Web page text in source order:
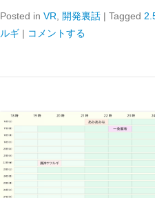
Posted in VR 開発裏話 | Tagged
ルギ | コメントする